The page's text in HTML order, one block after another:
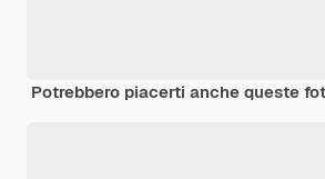
Potrebbero piacerti anche queste